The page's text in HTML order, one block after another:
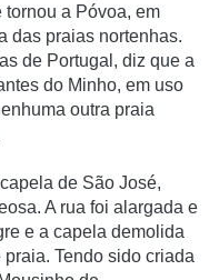
tornou a Póvoa, em
das praias nortenhas.
de Portugal, diz que a
do Minho, em uso
outra praia
de São José,
A rua foi alargada e
e a capela demolida
Tendo sido criada